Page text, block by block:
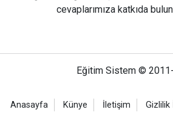
cevaplarımıza katkıda
Eğitim Sistem ©
Anasayfa Künye İletişim Gizlilik